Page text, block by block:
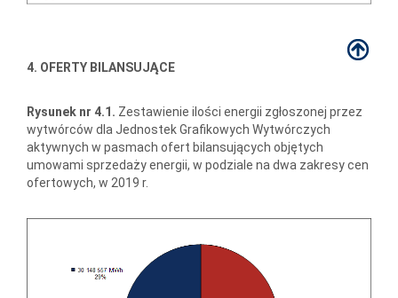
4. OFERTY BILANSUJĄCE
Rysunek nr 4.1. Zestawienie ilości energii zgłoszonej przez
wytwórców dla Jednostek Grafikowych Wytwórczych
aktywnych w pasmach ofert bilansujących objętych
umowami sprzedaży energii, w podziale na dwa zakresy cen
ofertowych, w 2019 r.